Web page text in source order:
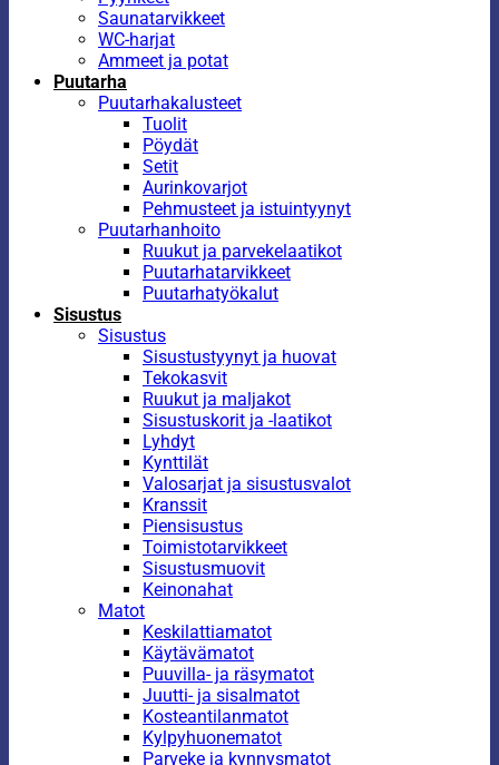
Saunatarvikkeet
WC-harjat
Ammeet ja potat
Puutarha
Puutarhakalusteet
Tuolit
Pöydät
Setit
Aurinkovarjot
Pehmusteet ja istuintyynyt
Puutarhanhoito
Ruukut ja parvekelaatikot
Puutarhatarvikkeet
Puutarhatyökalut
Sisustus
Sisustus
Sisustustyynyt ja huovat
Tekokasvit
Ruukut ja maljakot
Sisustuskorit ja -laatikot
Lyhdyt
Kynttilät
Valosarjat ja sisustusvalot
Kranssit
Piensisustus
Toimistotarvikkeet
Sisustusmuovit
Keinonahat
Matot
Keskilattiamatot
Käytävämatot
Puuvilla- ja räsymatot
Juutti- ja sisalmatot
Kosteantilanmatot
Kylpyhuonematot
Parveke ja kynnysmatot